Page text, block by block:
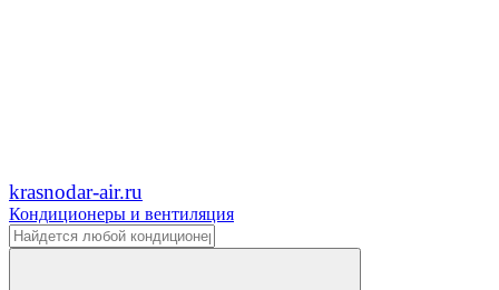
krasnodar-air.ru
Кондиционеры и вентиляция